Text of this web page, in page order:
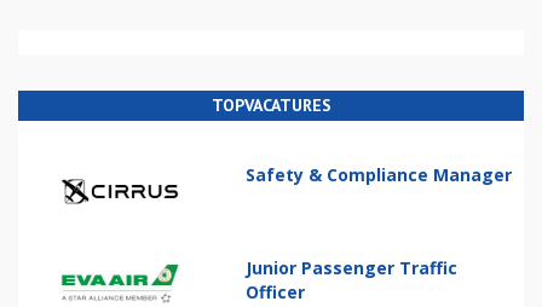
TOPVACATURES
Safety & Compliance Manager
Junior Passenger Traffic
Officer